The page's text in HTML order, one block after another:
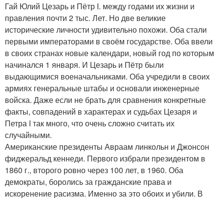
Гай Юлий Цезарь и Пётр I. между годами их жизни и
правления почти 2 тыс. Лет. Но две великие
исторические личности удивительно похожи. Оба стали
первыми императорами в своём государстве. Оба ввели
в своих странах новые календари, новый год по которым
начинался 1 января. И Цезарь и Пётр были
выдающимися военачальниками. Оба учредили в своих
армиях генеральные штабы и основали инженерные
войска. Даже если не брать для сравнения конкретные
факты, совпадений в характерах и судьбах Цезаря и
Петра I так много, что очень сложно считать их
случайными.
Американские президенты Авраам линкольн и Джонсон
фиджеральд кеннеди. Первого избрали президентом в
1860 г., второго ровно через 100 лет, в 1960. Оба
демократы, боролись за гражданские права и
искоренение расизма. Именно за это обоих и убили. В